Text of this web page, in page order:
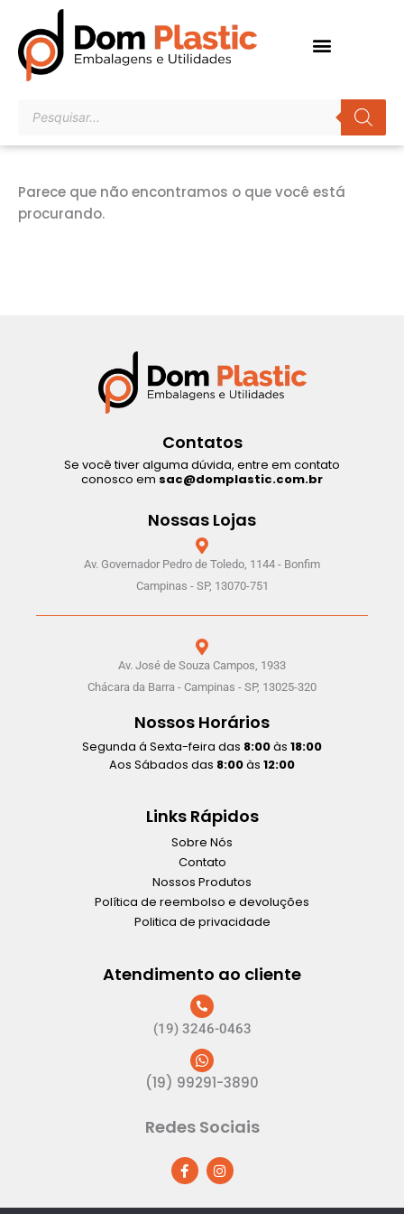
para
conteúdo
produtos
Parece que não encontramos o que você está
procurando.
Contatos
Se você tiver alguma dúvida, entre em contato
conosco em sac@domplastic.com.br
Nossas Lojas
Av. Governador Pedro de Toledo, 1144 - Bonfim
Campinas - SP, 13070-751
Av. José de Souza Campos, 1933
Chácara da Barra - Campinas - SP, 13025-320
Nossos Horários
Segunda á Sexta-feira das 8:00às 18:00
Aos Sábados das 8:00às 12:00
Links Rápidos
Sobre Nós
Contato
Nossos Produtos
Política de reembolso e devoluções
Politica de privacidade
Atendimento ao cliente
(19) 3246-0463
(19) 99291-3890
Redes Sociais
F
a
c
e
I
n
s
t